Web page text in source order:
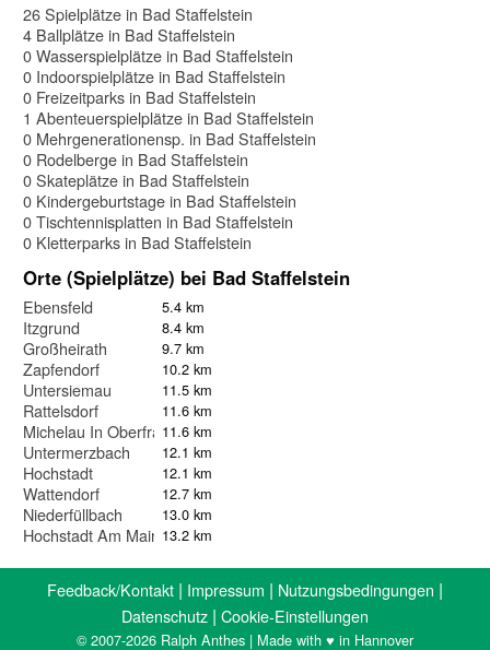
26 Spielplätze in Bad Staffelstein
4 Ballplätze in Bad Staffelstein
0 Wasserspielplätze in Bad Staffelstein
0 Indoorspielplätze in Bad Staffelstein
0 Freizeitparks in Bad Staffelstein
1 Abenteuerspielplätze in Bad Staffelstein
0 Mehrgenerationensp. in Bad Staffelstein
0 Rodelberge in Bad Staffelstein
0 Skateplätze in Bad Staffelstein
0 Kindergeburtstage in Bad Staffelstein
0 Tischtennisplatten in Bad Staffelstein
0 Kletterparks in Bad Staffelstein
Orte (Spielplätze) bei Bad Staffelstein
Ebensfeld 5.4 km
Itzgrund 8.4 km
Großheirath 9.7 km
Zapfendorf 10.2 km
Untersiemau 11.5 km
Rattelsdorf 11.6 km
Michelau In Oberfranken
11.6 km
Untermerzbach 12.1 km
Hochstadt 12.1 km
Wattendorf 12.7 km
Niederfüllbach 13.0 km
Hochstadt Am Main 13.2 km
Feedback/Kontakt | Impressum | Nutzungsbedingungen |
Datenschutz | Cookie-Einstellungen
© 2007-2026 Ralph Anthes | Made with ♥ in Hannover